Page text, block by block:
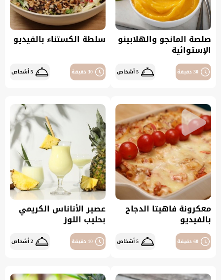
صلصة المانجو والهلابينو
الإستوائية
30 دقيقة 5 أشخاص
سلطة الكستناء بالفيديو
30 دقيقة 5 أشخاص
معكرونة فاهيتا الدجاج
بالفيديو
60 دقيقة 5 أشخاص
عصير الأناناس الكريمي
بحليب اللوز
10 دقيقة 2 أشخاص